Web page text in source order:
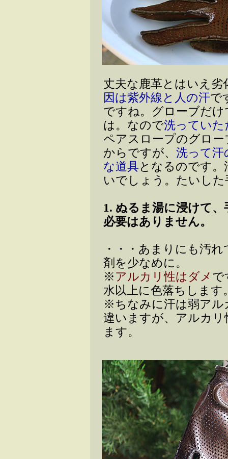
丈夫な鹿革とはいえ
因は紫外線と人の汗で
ですね。グローブだ
は。なので洗ってい
ペアスロープのグロ
からですが、 洗って汗
な道具となるのです
いでしょう。たいし
1. ぬるま湯に浸けて
必要はありません。
・・・あまりにも汚
剤を少なめに。
※アルカリ性はダメ で
水以上に色落ちします
※ちなみに汗は弱アル
違いますが、アルカ
ます。